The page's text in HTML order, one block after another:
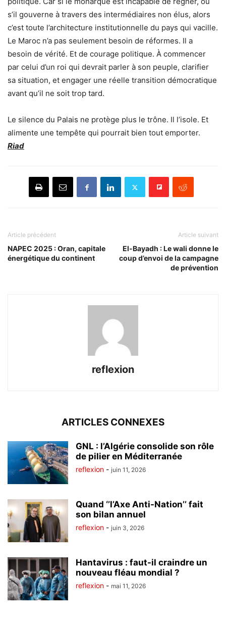
s’il gouverne à travers des intermédiaires non élus, alors
c’est toute l’architecture institutionnelle du pays qui vacille.
Le Maroc n’a pas seulement besoin de réformes. Il a
besoin de vérité. Et de courage politique. À commencer
par celui d’un roi qui devrait parler à son peuple, clarifier
sa situation, et engager une réelle transition démocratique
avant qu’il ne soit trop tard.
Le silence du Palais ne protège plus le trône. Il l’isole. Et
alimente une tempête qui pourrait bien tout emporter.
Riad
Article précédent
NAPEC 2025 : Oran, capitale
énergétique du continent
Article suivant
El-Bayadh : Le wali donne le
coup d’envoi de la campagne
de prévention
reflexion
ARTICLES CONNEXES
GNL : l’Algérie consolide son rôle
de pilier en Méditerranée
reflexion - juin 11, 2026
Quand ‘’l’Axe Anti-Nation’’ fait
son bilan annuel
reflexion - juin 3, 2026
Hantavirus : faut-il craindre un
nouveau fléau mondial ?
reflexion - mai 11, 2026